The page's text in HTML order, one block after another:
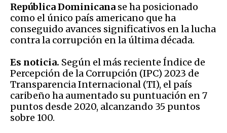
República Dominicana se ha posicionado
como el único país americano que ha
conseguido avances significativos en la lucha
contra la corrupción en la última década.
Es noticia. Según el más reciente Índice de
Percepción de la Corrupción (IPC) 2023 de
Transparencia Internacional (TI), el país
caribeño ha aumentado su puntuación en 7
puntos desde 2020, alcanzando 35 puntos
sobre 100.